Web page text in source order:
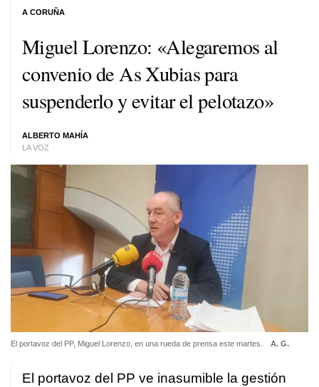
Miguel Lorenzo: «Alegaremos al
convenio de As Xubias para
suspenderlo y evitar el pelotazo»
ALBERTO MAHÍA
LA VOZ
A CORUÑA
El portavoz del PP, Miguel Lorenzo, en una rueda de prensa este martes. A. G.
El portavoz del PP ve inasumible la gestión